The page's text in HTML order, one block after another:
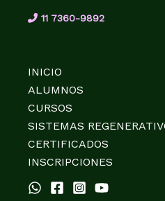
11 7360-9892
INICIO
ALUMNOS
CURSOS
SISTEMAS
CERTIFICADOS
INSCRIPCIONES